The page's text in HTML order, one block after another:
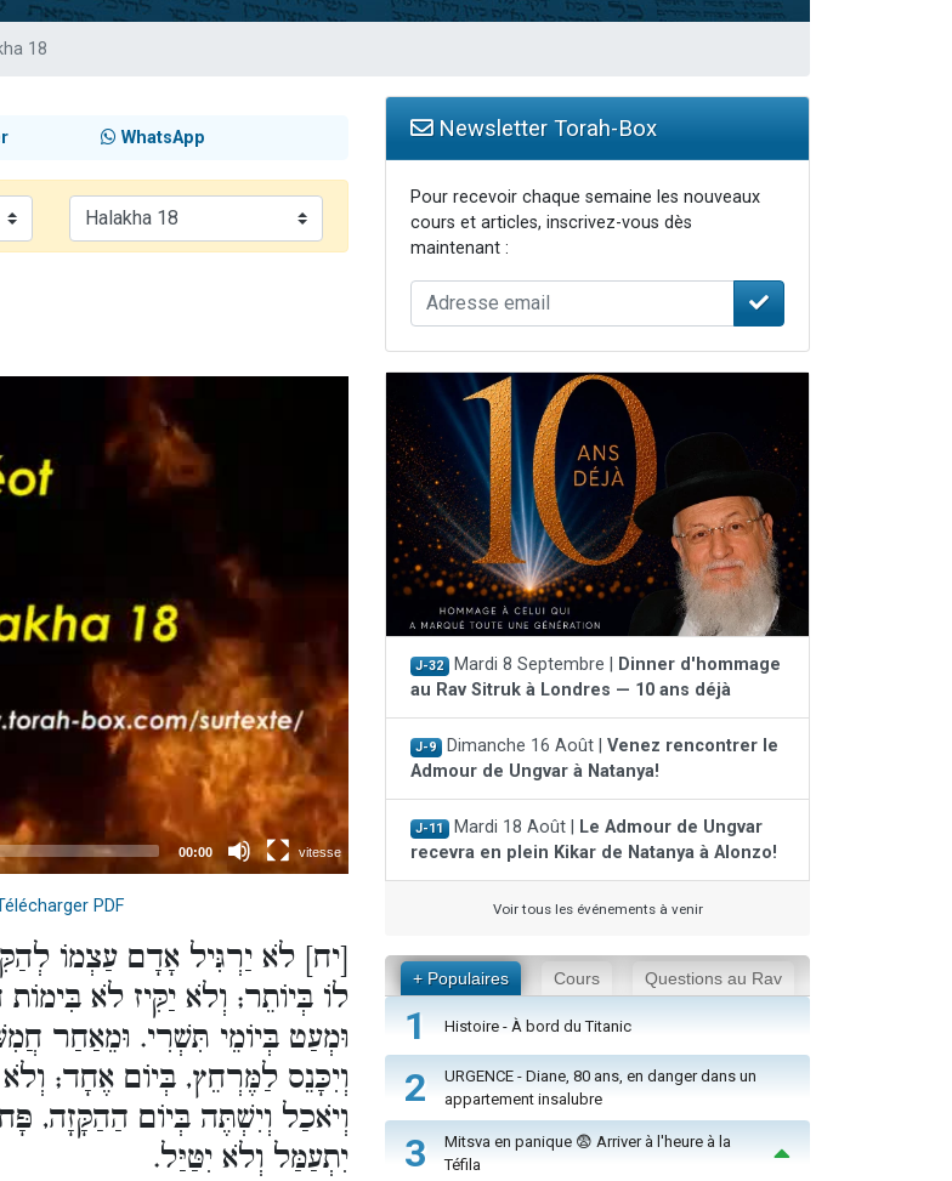
18
WhatsApp
PDF
[יח] לֹא יַרְגִּיל אָדָם עַצְמוֹ
לוֹ בְּיוֹתֵר; וְלֹא יַקִּיז לֹא
וּמְעַט בְּיוֹמֵי תִּשְׁרִי. וּמֵאַחַר
וְיִכָּנֵס לַמֶּרְחֵץ, בְּיוֹם אֶחָד;
וְיֹאכַל וְיִשְׁתֶּה בְּיוֹם הַהַקָּזָה,
יִתְעַמַּל וְלֹא יִטַּיַּל.
Newsletter Torah-Box
Pour recevoir chaque semaine les nouveaux
cours et articles, inscrivez-vous dès
maintenant :
J-32 Mardi 8 Septembre |
Dinner d'hommage
au Rav Sitruk à Londres — 10 ans déjà
J-9 Dimanche 16 Août | Venez rencontrer le
Admour de Ungvar à Natanya!
J-11 Mardi 18 Août |
Le Admour de Ungvar
recevra en plein Kikar de Natanya à Alonzo!
Voir tous les événements à venir
+ Populaires Cours Questions au Rav
1 Histoire - À bord du Titanic
2
URGENCE - Diane, 80 ans, en danger dans un
appartement insalubre
3
Mitsva en panique 😨 Arriver à l'heure à la
Téfila